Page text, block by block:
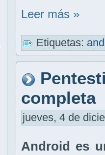
Leer más »
Etiquetas:
completa
jueves, 4 de
Android es